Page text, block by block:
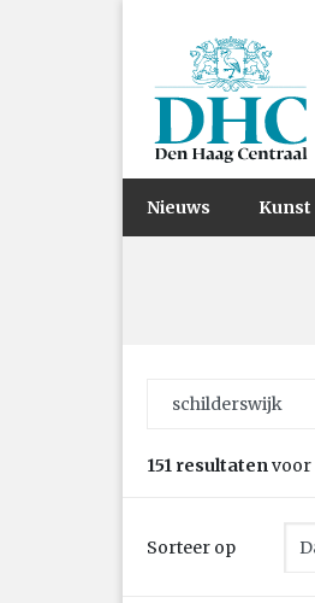
Nieuws Kunst
151 resultatenvoor
Sorteer op